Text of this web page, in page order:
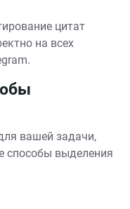
цитат
на всех
вашей задачи‚
способы выделения